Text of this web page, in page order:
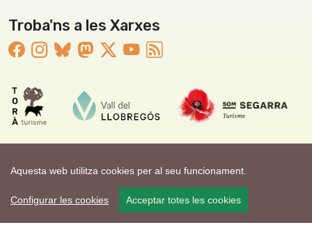
Aquesta web utilitza cookies per al seu funcionament.
Configurar les cookies Acceptar totes les cookies
Troba'ns a les Xarxes